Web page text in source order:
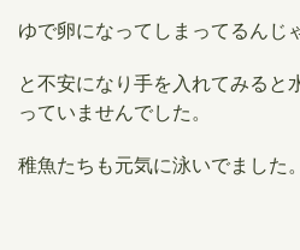
ゆで卵になってしまってるんじ
と不安になり手を入れてみると
っていませんでした。
稚魚たちも元気に泳いでました。